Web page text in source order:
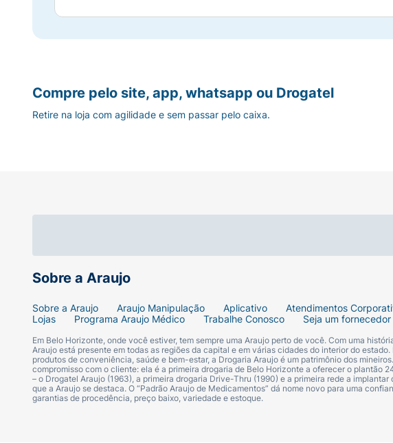
Sobre a Araujo
Sobre a Araujo Araujo Manipulação Aplicativo Atendimentos
Lojas
Programa Araujo Médico Trabalhe Conosco Seja um fornecedor
Em Belo Horizonte, onde você estiver, tem sempre uma Araujo perto de você. Com uma
Araujo está presente em todas as regiões da capital e em várias cidades do interior do
produtos de conveniência, saúde e bem-estar, a Drogaria Araujo é um patrimônio dos
compromisso com o cliente: ela é a primeira drogaria de Belo Horizonte a oferecer o plantão
– o Drogatel Araujo (1963), a primeira drogaria Drive-Thru (1990) e a primeira rede a
que a Araujo se destaca. O “Padrão Araujo de Medicamentos” dá nome novo para uma
garantias de procedência, preço baixo, variedade e estoque.
Compre pelo site, app, whatsapp ou Drogatel
Retire na loja com agilidade e sem passar pelo caixa.